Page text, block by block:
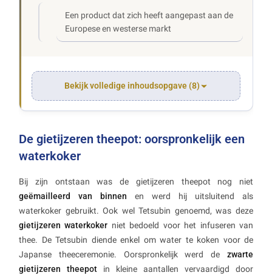
Een product dat zich heeft aangepast aan de
Europese en westerse markt
Bekijk volledige inhoudsopgave (8)
De gietijzeren theepot: oorspronkelijk een
waterkoker
Bij zijn ontstaan was de gietijzeren theepot nog niet
geëmailleerd van binnen en werd hij uitsluitend als
waterkoker gebruikt. Ook wel Tetsubin genoemd, was deze
gietijzeren waterkoker niet bedoeld voor het infuseren van
thee. De Tetsubin diende enkel om water te koken voor de
Japanse theeceremonie. Oorspronkelijk werd de zwarte
gietijzeren theepot in kleine aantallen vervaardigd door